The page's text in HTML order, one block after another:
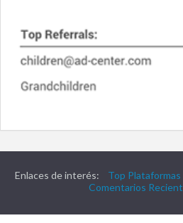
Enlaces de interés: Top Plataformas
Comentarios